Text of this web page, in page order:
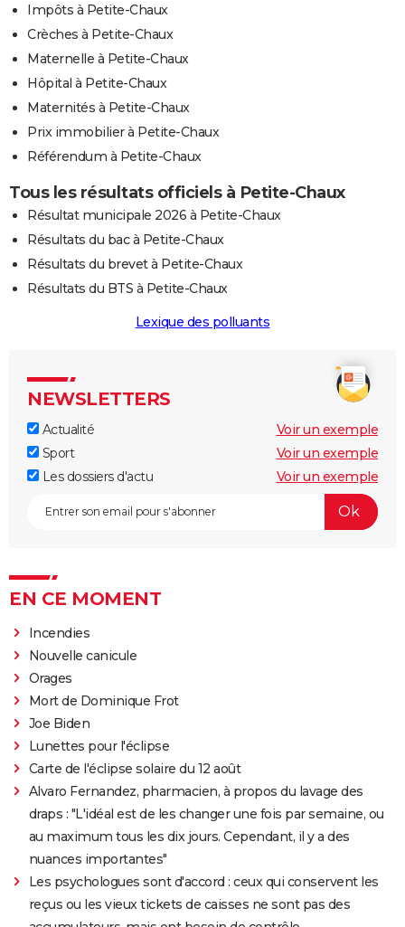
Impôts à Petite-Chaux
Crèches à Petite-Chaux
Maternelle à Petite-Chaux
Hôpital à Petite-Chaux
Maternités à Petite-Chaux
Prix immobilier à Petite-Chaux
Référendum à Petite-Chaux
Tous les résultats officiels à Petite-Chaux
Résultat municipale 2026 à Petite-Chaux
Résultats du bac à Petite-Chaux
Résultats du brevet à Petite-Chaux
Résultats du BTS à Petite-Chaux
Lexique des polluants
NEWSLETTERS
Actualité
Voir un exemple
Sport
Voir un exemple
Les dossiers d'actu
Voir un exemple
EN CE MOMENT
Incendies
Nouvelle canicule
Orages
Mort de Dominique Frot
Joe Biden
Lunettes pour l'éclipse
Carte de l'éclipse solaire du 12 août
Alvaro Fernandez, pharmacien, à propos du lavage des
draps : "L'idéal est de les changer une fois par semaine, ou
au maximum tous les dix jours. Cependant, il y a des
nuances importantes"
Les psychologues sont d'accord : ceux qui conservent les
reçus ou les vieux tickets de caisses ne sont pas des